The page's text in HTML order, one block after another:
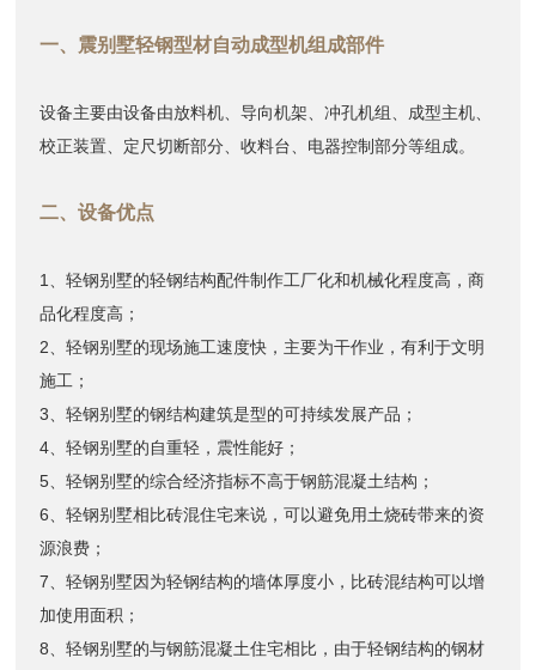
一、震别墅轻钢型材自动成型机组成部件
设备主要由设备由放料机、导向机架、冲孔机组、成型主机、
校正装置、定尺切断部分、收料台、电器控制部分等组成。
二、设备优点
1、轻钢别墅的轻钢结构配件制作工厂化和机械化程度高，商
品化程度高；
2、轻钢别墅的现场施工速度快，主要为干作业，有利于文明
施工；
3、轻钢别墅的钢结构建筑是型的可持续发展产品；
4、轻钢别墅的自重轻，震性能好；
5、轻钢别墅的综合经济指标不高于钢筋混凝土结构；
6、轻钢别墅相比砖混住宅来说，可以避免用土烧砖带来的资
源浪费；
7、轻钢别墅因为轻钢结构的墙体厚度小，比砖混结构可以增
加使用面积；
8、轻钢别墅的与钢筋混凝土住宅相比，由于轻钢结构的钢材